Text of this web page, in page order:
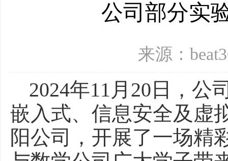
公司部分实
来源：
2024年11月20日，
嵌入式、信息安全及虚
阳公司，开展了一场精